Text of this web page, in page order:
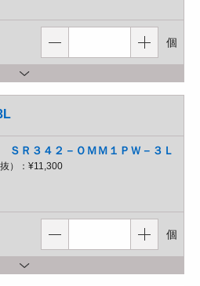
個
Ｒ３４２－ＯＭＭ１ＰＷ－３Ｌ
）： ¥11,300
個